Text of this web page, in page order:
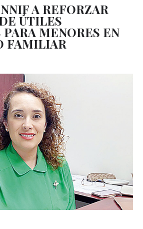
A REFORZAR
ÚTILES
PARA MENORES EN
FAMILIAR